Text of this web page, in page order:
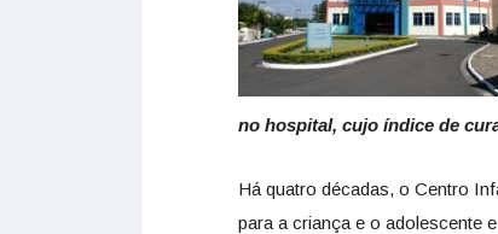
no hospital, cujo índice de
Há quatro décadas, o Centro
para a criança e o adolescente